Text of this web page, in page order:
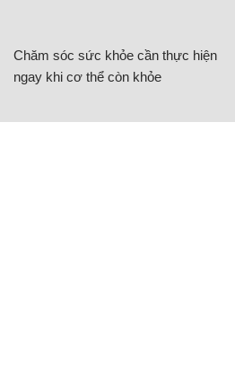
Chăm sóc sức khỏe cần thực hiện
ngay khi cơ thể còn khỏe